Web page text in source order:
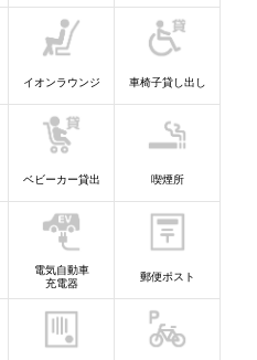
イオンラウンジ 車椅子貸し出し
ベビーカー貸出 喫煙所
電気自動車
充電器
郵便ポスト